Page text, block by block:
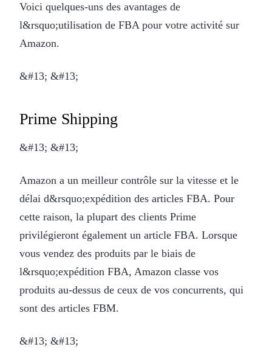
Voici quelques-uns des avantages de
l&rsquo;utilisation de FBA pour votre activité sur
Amazon.
&#13; &#13;
Prime Shipping
&#13; &#13;
Amazon a un meilleur contrôle sur la vitesse et le
délai d&rsquo;expédition des articles FBA. Pour
cette raison, la plupart des clients Prime
privilégieront également un article FBA. Lorsque
vous vendez des produits par le biais de
l&rsquo;expédition FBA, Amazon classe vos
produits au-dessus de ceux de vos concurrents, qui
sont des articles FBM.
&#13; &#13;